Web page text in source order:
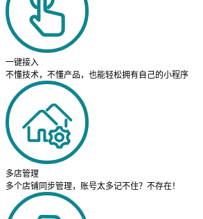
一键接入
不懂技术，不懂产品，也能轻松拥有自己的小程序
多店管理
多个店铺同步管理，账号太多记不住？不存在！